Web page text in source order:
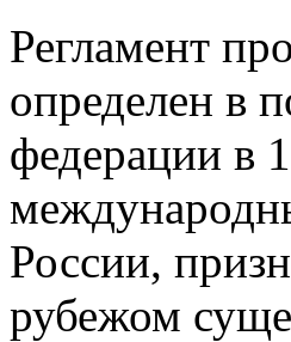
Регламент
определен в
федерации в
России,
рубежом